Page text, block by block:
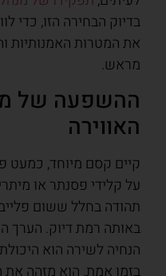
בדיוק הבחירה הזו, כדי
את המטרות האמנותיות
מראש.
ההשפעה של
האווירה
קיים קסם מיוחד, כמעט
על קלידי פסנתר או
תהודה בחלל ששום
באותה רמת דיוק. הערך
הנחיה לשירה הוא
בזמן אמת. הוא מזהה